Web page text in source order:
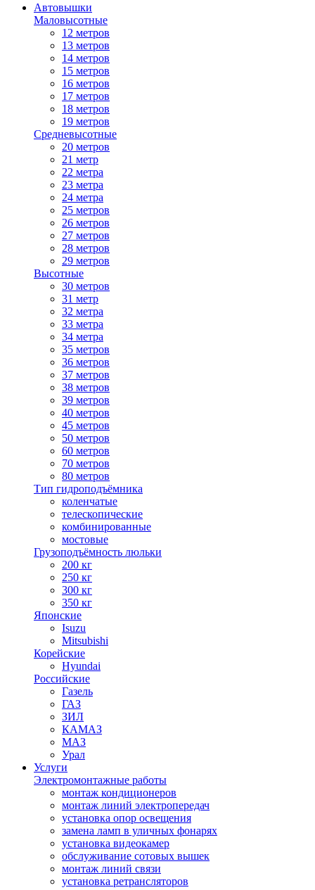
Автовышки
Маловысотные
12 метров
13 метров
14 метров
15 метров
16 метров
17 метров
18 метров
19 метров
Средневысотные
20 метров
21 метр
22 метра
23 метра
24 метра
25 метров
26 метров
27 метров
28 метров
29 метров
Высотные
30 метров
31 метр
32 метра
33 метра
34 метра
35 метров
36 метров
37 метров
38 метров
39 метров
40 метров
45 метров
50 метров
60 метров
70 метров
80 метров
Тип гидроподъёмника
коленчатые
телескопические
комбинированные
мостовые
Грузоподъёмность люльки
200 кг
250 кг
300 кг
350 кг
Японские
Isuzu
Mitsubishi
Корейские
Hyundai
Российские
Газель
ГАЗ
ЗИЛ
КАМАЗ
МАЗ
Урал
Услуги
Электромонтажные работы
монтаж кондиционеров
монтаж линий электропередач
установка опор освещения
замена ламп в уличных фонарях
установка видеокамер
обслуживание сотовых вышек
монтаж линий связи
установка ретрансляторов